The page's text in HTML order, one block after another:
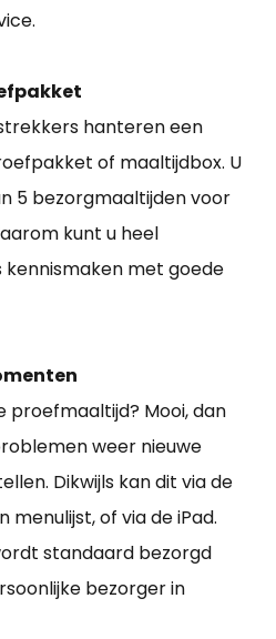
hanteren een
of maaltijdbox. U
5 bezorgmaaltijden voor
kunt u heel
kennismaken met goede
proefmaaltijd? Mooi, dan
weer nieuwe
Dikwijls kan dit via de
menulijst, of via de iPad.
standaard bezorgd
bezorger in